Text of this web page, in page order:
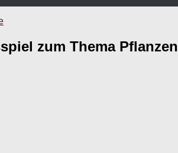
zum Thema Pflanzen